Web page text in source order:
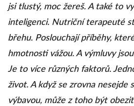
jsi tlustý, moc žereš. A také to
inteligenci. Nutriční terapeuté
břehu. Poslouchají příběhy,
hmotnosti vážou. A výmluvy
Je to více různých faktorů.
život. A když se zrovna nesejde
výbavou, může z toho být